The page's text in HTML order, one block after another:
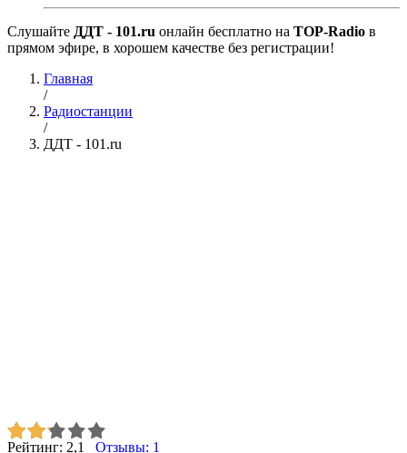
Cлушайте ДДТ - 101.ru онлайн бесплатно на TOP-Radio в
прямом эфире, в хорошем качестве без регистрации!
Главная
/
Радиостанции
/
ДДТ - 101.ru
Рейтинг: 2,1 Отзывы: 1